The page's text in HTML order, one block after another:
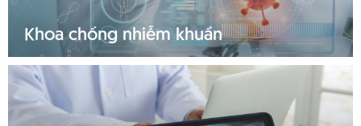
Khoa chống nhiễm khuẩn